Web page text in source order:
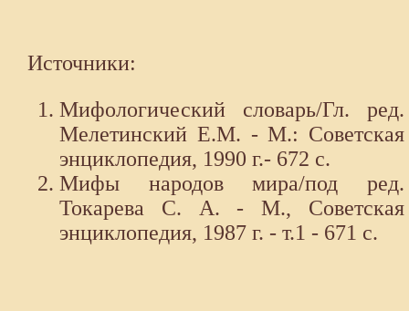
Источники:
Мифологический словарь/Гл. ред.
Мелетинский Е.М. - М.: Советская
энциклопедия, 1990 г.- 672 с.
Мифы народов мира/под ред.
Токарева С. А. - М., Советская
энциклопедия, 1987 г. - т.1 - 671 с.